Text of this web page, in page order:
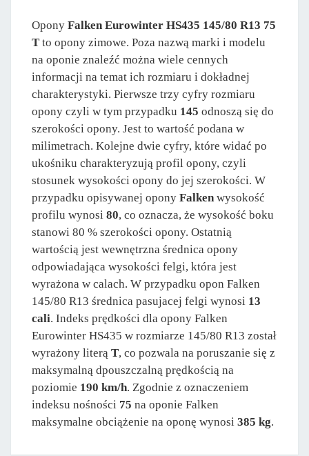
Opony Falken Eurowinter HS435 145/80 R13 75
T to opony zimowe. Poza nazwą marki i modelu
na oponie znaleźć można wiele cennych
informacji na temat ich rozmiaru i dokładnej
charakterystyki. Pierwsze trzy cyfry rozmiaru
opony czyli w tym przypadku 145 odnoszą się do
szerokości opony. Jest to wartość podana w
milimetrach. Kolejne dwie cyfry, które widać po
ukośniku charakteryzują profil opony, czyli
stosunek wysokości opony do jej szerokości. W
przypadku opisywanej opony Falken wysokość
profilu wynosi 80, co oznacza, że wysokość boku
stanowi 80 % szerokości opony. Ostatnią
wartością jest wewnętrzna średnica opony
odpowiadająca wysokości felgi, która jest
wyrażona w calach. W przypadku opon Falken
145/80 R13 średnica pasujacej felgi wynosi 13
cali. Indeks prędkości dla opony Falken
Eurowinter HS435 w rozmiarze 145/80 R13 został
wyrażony literą T, co pozwala na poruszanie się z
maksymalną dpouszczalną prędkością na
poziomie 190 km/h. Zgodnie z oznaczeniem
indeksu nośności 75 na oponie Falken
maksymalne obciążenie na oponę wynosi 385 kg.